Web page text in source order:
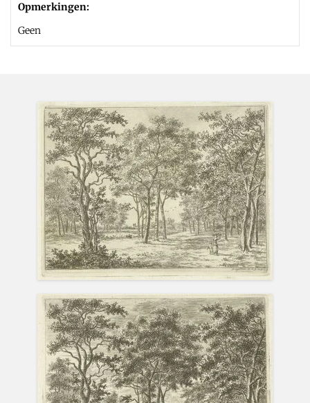
Opmerkingen:
Geen